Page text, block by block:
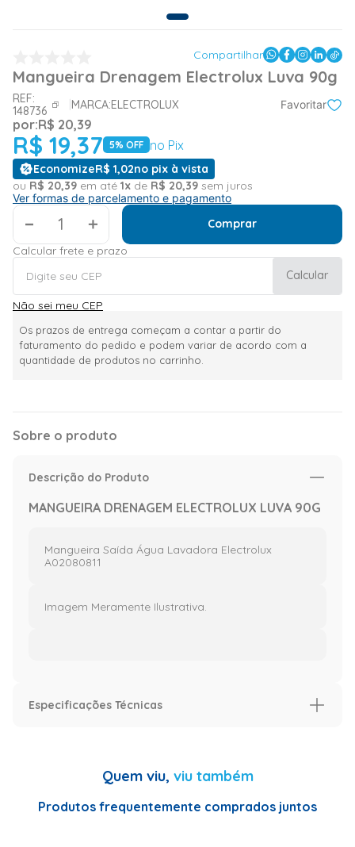
Compartilhar
Mangueira Drenagem Electrolux Luva 90g
REF:
148736
MARCA:ELECTROLUX Favoritar
por:R$ 20,39
R$ 19,37 5% OFF no Pix
EconomizeR$ 1,02no pix à vista
ou R$ 20,39 em até 1x de R$ 20,39 sem juros
Ver formas de parcelamento e pagamento
＋
Comprar
Calcular frete e prazo
Calcular
Não sei meu CEP
Os prazos de entrega começam a contar a partir do
faturamento do pedido e podem variar de acordo com a
quantidade de produtos no carrinho.
Sobre o produto
Descrição do Produto
MANGUEIRA DRENAGEM ELECTROLUX LUVA 90G
Mangueira Saída Água Lavadora Electrolux
A02080811
Imagem Meramente Ilustrativa.
Especificações Técnicas
Fábrica:
Marca:
Electrolux
Quem viu, viu também
Produtos frequentemente comprados juntos